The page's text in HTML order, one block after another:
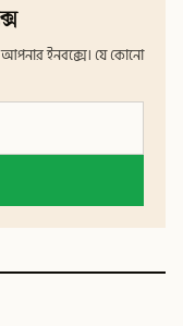
আপনার ইনবক্সে। যে কোনো